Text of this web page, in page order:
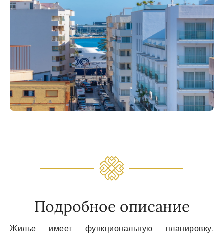
Подробное описание
Жилье имеет функциональную планировку,